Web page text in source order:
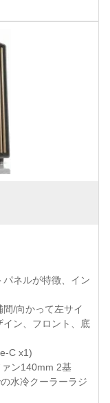
ネルが特徴、イン
/向かって左サイ
イン、フロント、底
C x1)
ン140mm 2基
水冷クーラーラジ